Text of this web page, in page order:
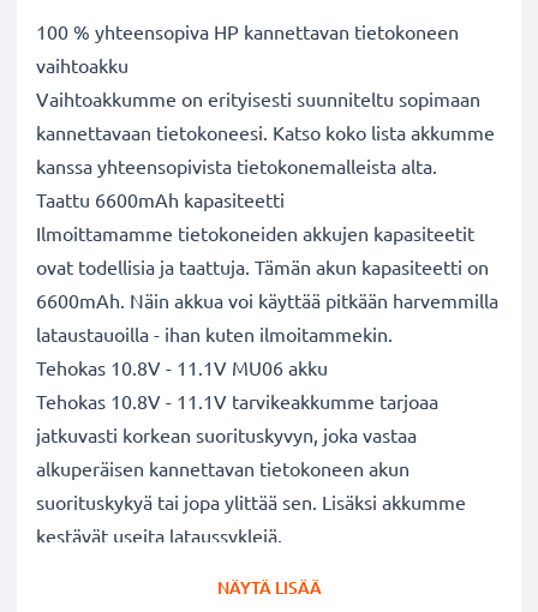
100 % yhteensopiva HP kannettavan tietokoneen
vaihtoakku
Vaihtoakkumme on erityisesti suunniteltu sopimaan
kannettavaan tietokoneesi. Katso koko lista akkumme
kanssa yhteensopivista tietokonemalleista alta.
Taattu 6600mAh kapasiteetti
Ilmoittamamme tietokoneiden akkujen kapasiteetit
ovat todellisia ja taattuja. Tämän akun kapasiteetti on
6600mAh. Näin akkua voi käyttää pitkään harvemmilla
lataustauoilla - ihan kuten ilmoitammekin.
Tehokas 10.8V - 11.1V MU06 akku
Tehokas 10.8V - 11.1V tarvikeakkumme tarjoaa
jatkuvasti korkean suorituskyvyn, joka vastaa
alkuperäisen kannettavan tietokoneen akun
suorituskykyä tai jopa ylittää sen. Lisäksi akkumme
kestävät useita lataussyklejä.
NÄYTÄ LISÄÄ